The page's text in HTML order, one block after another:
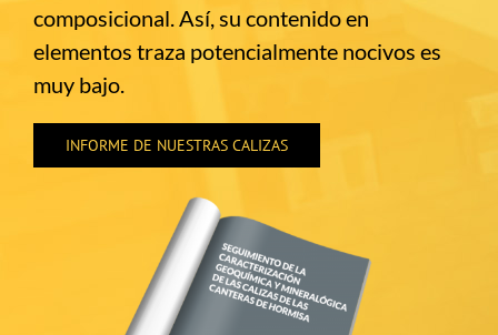
composicional. Así, su contenido en
elementos traza potencialmente nocivos es
muy bajo.
INFORME DE NUESTRAS CALIZAS